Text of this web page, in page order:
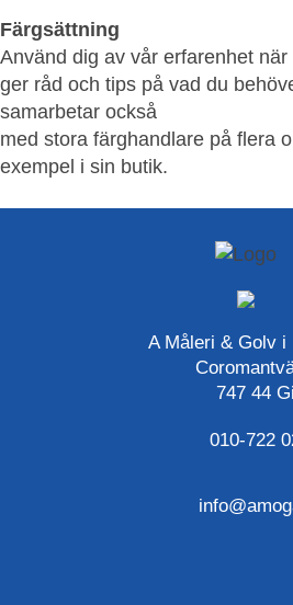
Färgsättning
Använd dig av vår erfarenhet
ger råd och tips på vad du
samarbetar också
med stora färghandlare på flera
exempel i sin butik.
A Måleri & Golv i
747 44
010-722